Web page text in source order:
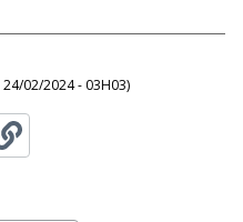
24/02/2024 - 03H03)